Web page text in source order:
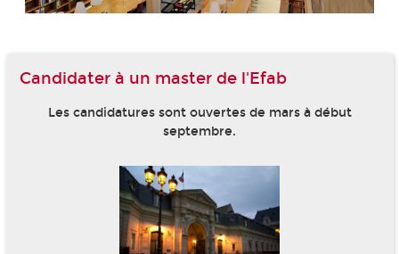
Candidater à un master de l'Efab
Les candidatures sont ouvertes de mars à début
septembre.